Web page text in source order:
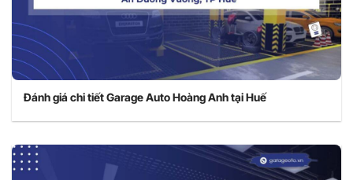
Đánh giá chi tiết Garage Auto Hoàng Anh tại Huế